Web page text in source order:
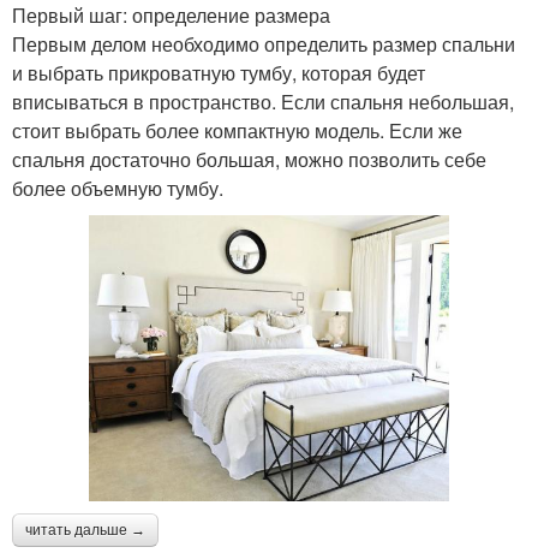
Первый шаг: определение размера
Первым делом необходимо определить размер спальни
и выбрать прикроватную тумбу, которая будет
вписываться в пространство. Если спальня небольшая,
стоит выбрать более компактную модель. Если же
спальня достаточно большая, можно позволить себе
более объемную тумбу.
читать дальше →